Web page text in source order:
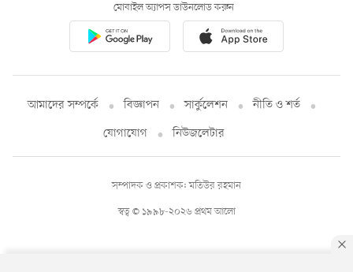
মোবাইল অ্যাপস ডাউনলোড করুন
আমাদের সম্পর্কে বিজ্ঞাপন সার্কুলেশন
নীতি ও শর্ত
যোগাযোগ
নিউজলেটার
স্বত্ব © ১৯৯৮-২০২৬ প্রথম আলো
সম্পাদক ও প্রকাশক: মতিউর রহমান